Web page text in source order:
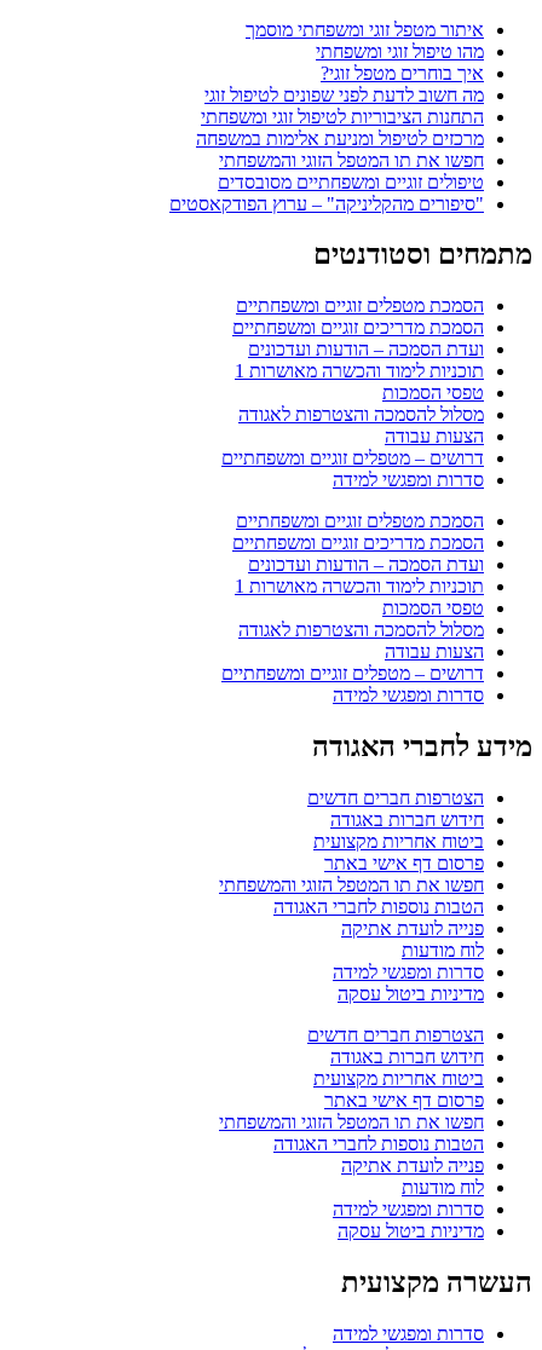
איתור מטפל זוגי ומשפחתי מוסמך
מהו טיפול זוגי ומשפחתי
איך בוחרים מטפל זוגי?
מה חשוב לדעת לפני שפונים לטיפול זוגי
התחנות הציבוריות לטיפול זוגי ומשפחתי
מרכזים לטיפול ומניעת אלימות במשפחה
חפשו את תו המטפל הזוגי והמשפחתי
טיפולים זוגיים ומשפחתיים מסובסדים
"סיפורים מהקליניקה" – ערוץ הפודקאסטים
מתמחים וסטודנטים
הסמכת מטפלים זוגיים ומשפחתיים
הסמכת מדריכים זוגיים ומשפחתיים
ועדת הסמכה – הודעות ועדכונים
תוכניות לימוד והכשרה מאושרות 1
טפסי הסמכות
מסלול להסמכה והצטרפות לאגודה
הצעות עבודה
דרושים – מטפלים זוגיים ומשפחתיים
סדרות ומפגשי למידה
הסמכת מטפלים זוגיים ומשפחתיים
הסמכת מדריכים זוגיים ומשפחתיים
ועדת הסמכה – הודעות ועדכונים
תוכניות לימוד והכשרה מאושרות 1
טפסי הסמכות
מסלול להסמכה והצטרפות לאגודה
הצעות עבודה
דרושים – מטפלים זוגיים ומשפחתיים
סדרות ומפגשי למידה
מידע לחברי האגודה
הצטרפות חברים חדשים
חידוש חברות באגודה
ביטוח אחריות מקצועית
פרסום דף אישי באתר
חפשו את תו המטפל הזוגי והמשפחתי
הטבות נוספות לחברי האגודה
פנייה לועדת אתיקה
לוח מודעות
סדרות ומפגשי למידה
מדיניות ביטול עסקה
הצטרפות חברים חדשים
חידוש חברות באגודה
ביטוח אחריות מקצועית
פרסום דף אישי באתר
חפשו את תו המטפל הזוגי והמשפחתי
הטבות נוספות לחברי האגודה
פנייה לועדת אתיקה
לוח מודעות
סדרות ומפגשי למידה
מדיניות ביטול עסקה
העשרה מקצועית
סדרות ומפגשי למידה